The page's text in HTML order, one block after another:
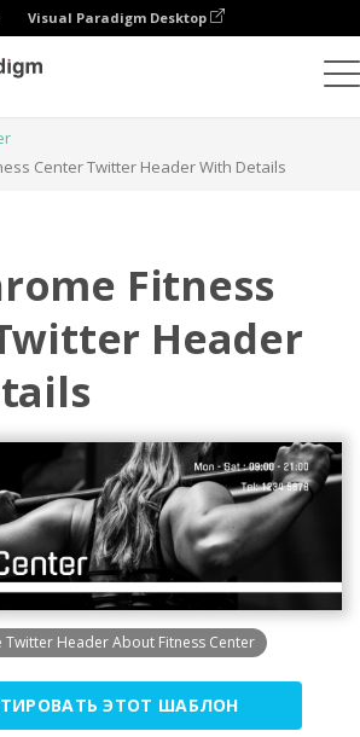
Visual Paradigm Desktop
Center Twitter Header With Details
Fitness
Header
Twitter Header About Fitness Center
ЭТОТ ШАБЛОН